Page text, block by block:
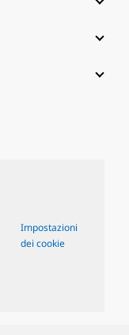
Impostazioni
dei cookie